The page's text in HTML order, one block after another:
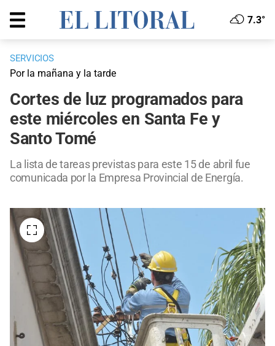
7.3°
SERVICIOS
Por la mañana y la tarde
Cortes de luz programados para
este miércoles en Santa Fe y
Santo Tomé
La lista de tareas previstas para este 15 de abril fue
comunicada por la Empresa Provincial de Energía.